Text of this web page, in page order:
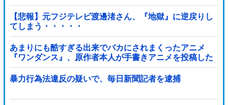
【悲報】元フジテレビ渡邊渚さん、『地獄』に逆戻りし
てしまう・・・・・
あまりにも酷すぎる出来でバカにされまくったアニメ
『ワンダンス』、原作者本人が手書きアニメを投稿した
結果・・・ｗｗｗｗｗｗ他
暴力行為法違反の疑いで、毎日新聞記者を逮捕